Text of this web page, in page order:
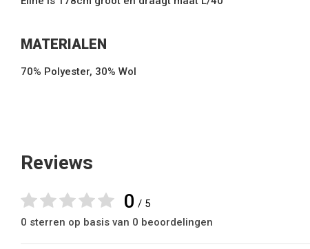
MATERIALEN
70% Polyester, 30% Wol
Reviews
0 / 5
0 sterren op basis van 0 beoordelingen